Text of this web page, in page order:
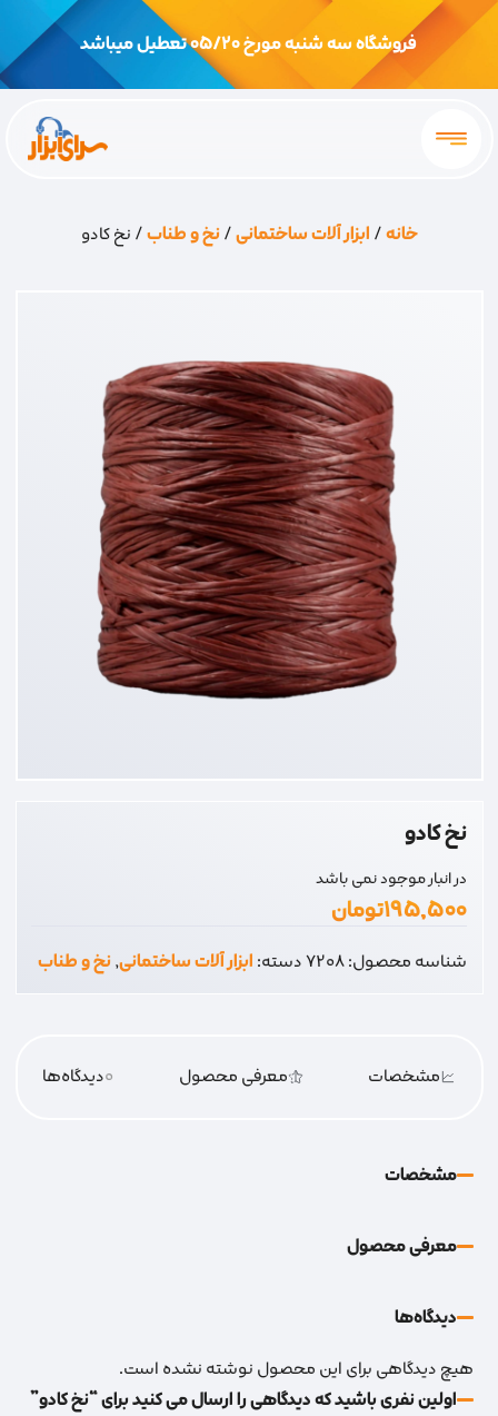
فروشگاه سه شنبه مورخ 05/20 تعطیل میباشد
خانه/ابزار آلات ساختمانی/نخ و طناب/ نخ کادو
نخ کادو
در انبار موجود نمی باشد
۱۹۵,۵۰۰تومان
شناسه محصول:7208دسته:ابزار آلات ساختمانی,نخ و طناب
مشخصات معرفی محصول 0دیدگاه‌‌ها
مشخصات
معرفی محصول
دیدگاه‌‌ها
هیچ دیدگاهی برای این محصول نوشته نشده است.
اولین نفری باشید که دیدگاهی را ارسال می کنید برای “نخ کادو”